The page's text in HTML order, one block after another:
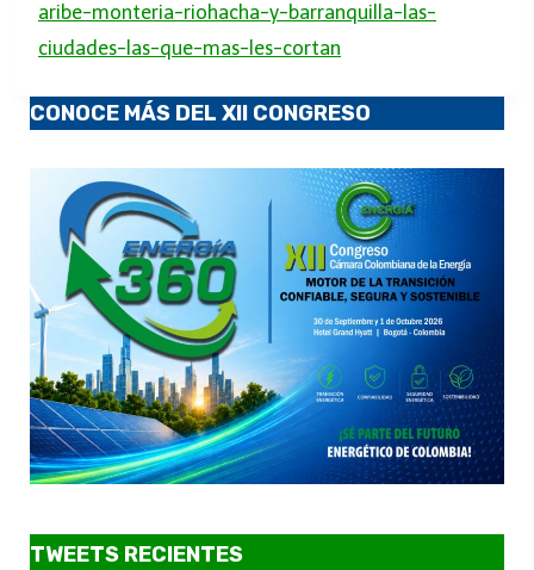
aribe-monteria-riohacha-y-barranquilla-las-
ciudades-las-que-mas-les-cortan
CONOCE MÁS DEL XII CONGRESO
TWEETS RECIENTES